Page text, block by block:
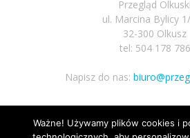
Przegląd Olkuski
ul. Marcina Bylicy
32-300 Olkusz
tel: 504 178 786
Napisz do nas:
Podążaj za
Ważne! Używamy plików cookies i